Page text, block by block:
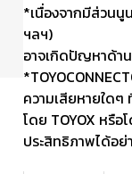
*เนื่องจากมีส่วนนู
ฯลฯ)
อาจเกิดปัญหาด้า
ความเสียหายใดๆ
โดย TOYOX หรื
ประสิทธิภาพได้อย่